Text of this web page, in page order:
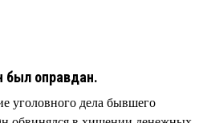
был оправдан.
уголовного дела бывшего